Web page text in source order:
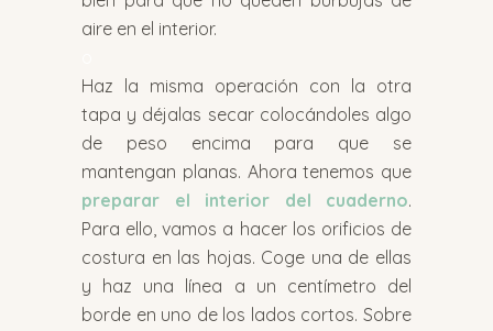
aire en el interior.
Haz la misma operación con la otra
tapa y déjalas secar colocándoles algo
de peso encima para que se
mantengan planas. Ahora tenemos que
preparar el interior del cuaderno.
Para ello, vamos a hacer los orificios de
costura en las hojas. Coge una de ellas
y haz una línea a un centímetro del
borde en uno de los lados cortos. Sobre